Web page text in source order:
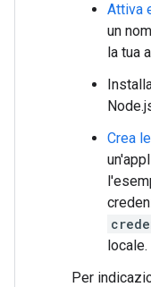
Attiva
un
la tua
Crea
locale.
Per